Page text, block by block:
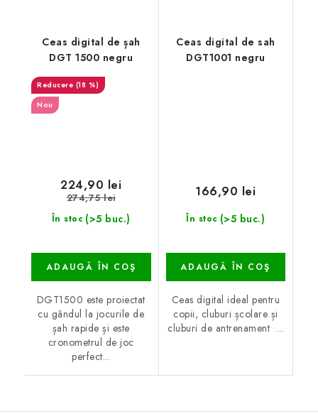
Ceas digital de șah
DGT 1500 negru
(18 %)
Nou
În stoc (>5 buc.)
224,90 lei
274,75 lei
ADAUGĂ ÎN COŞ
DGT1500 este proiectat
cu gândul la jocurile de
șah rapide și este
cronometrul de joc
perfect...
Ceas digital de sah
DGT1001 negru
În stoc (>5 buc.)
166,90 lei
ADAUGĂ ÎN COŞ
Ceas digital ideal pentru
copii, cluburi școlare și
cluburi de antrenament ...